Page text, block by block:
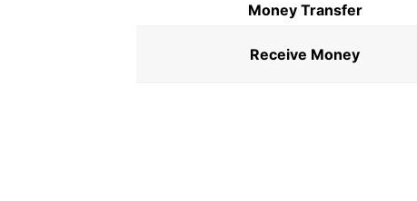
Money Transfer
Receive Money